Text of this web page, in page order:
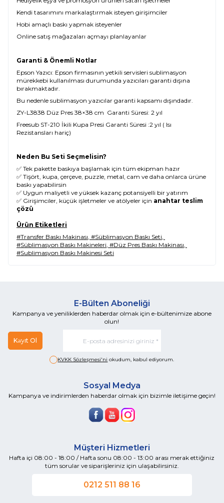
Kendi tasarımını markalaştırmak isteyen girişimciler
Hobi amaçlı baskı yapmak isteyenler
Online satış mağazaları açmayı planlayanlar
Garanti & Önemli Notlar
Epson Yazıcı: Epson firmasının yetkili servisleri sublimasyon
mürekkebi kullanılması durumunda yazıcıları garanti dışına
bırakmaktadır.
Bu nedenle sublimasyon yazıcılar garanti kapsamı dışındadır.
ZY-L3838 Düz Pres 38×38 cm Garanti Süresi: 2 yıl
Freesub ST-210 İkili Kupa Presi Garanti Süresi :2 yıl ( Isı
Rezistansları hariç)
Neden Bu Seti Seçmelisin?
✅ Tek pakette baskıya başlamak için tüm ekipman hazır
✅ Tişört, kupa, çerçeve, puzzle, metal, cam ve daha onlarca ürüne
baskı yapabilirsin
✅ Uygun maliyetli ve yüksek kazanç potansiyelli bir yatırım
✅ Girişimciler, küçük işletmeler ve atölyeler için anahtar teslim
çözü
Ürün Etiketleri
#Transfer Baskı Makinası, #Süblimasyon Baskı Seti,
#Süblimasyon Baskı Makineleri, #Düz Pres Baskı Makinası,
#Sublimasyon Baskı Makinesi Seti
E-Bülten Aboneliği
Kampanya ve yeniliklerden haberdar olmak için e-bültenimize abone
olun!
Kayıt Ol
KVKK Sözleşmesi'ni okudum, kabul ediyorum.
Sosyal Medya
Kampanya ve indirimlerden haberdar olmak için bizimle iletişime geçin!
Müşteri Hizmetleri
Hafta içi 08:00 - 18:00 / Hafta sonu 08:00 - 13:00 arası merak ettiğiniz
tüm sorular ve siparişleriniz için ulaşabilirsiniz.
0212 511 88 16